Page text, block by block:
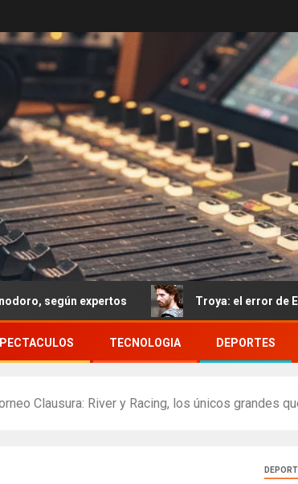
Troya: el error de Eric Bana al
TECNOLOGIA DEPORTES
Clausura: River y Racing, los únicos grandes